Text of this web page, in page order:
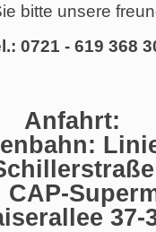
bitte unsere
0721 - 619 368
Anfahrt:
37-